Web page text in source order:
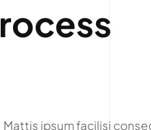
ipsum facilisi